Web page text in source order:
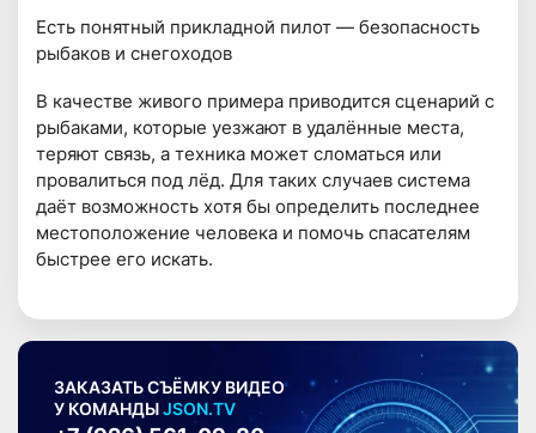
Есть понятный прикладной пилот — безопасность
рыбаков и снегоходов
В качестве живого примера приводится сценарий с
рыбаками, которые уезжают в удалённые места,
теряют связь, а техника может сломаться или
провалиться под лёд. Для таких случаев система
даёт возможность хотя бы определить последнее
местоположение человека и помочь спасателям
быстрее его искать.
ЗАКАЗАТЬ СЪЁМКУ ВИДЕО
У КОМАНДЫJSON.TV